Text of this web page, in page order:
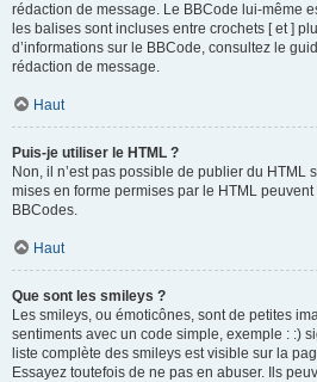
rédaction de message. Le BBCode lui-même
les balises sont incluses entre crochets [ et ]
d’informations sur le BBCode, consultez le
rédaction de message.
Haut
Puis-je utiliser le HTML ?
Non, il n’est pas possible de publier du HTML
mises en forme permises par le HTML
BBCodes.
Haut
Que sont les smileys ?
Les smileys, ou émoticônes, sont de petites
sentiments avec un code simple, exemple : :)
liste complète des smileys est visible sur la
Essayez toutefois de ne pas en abuser. Ils